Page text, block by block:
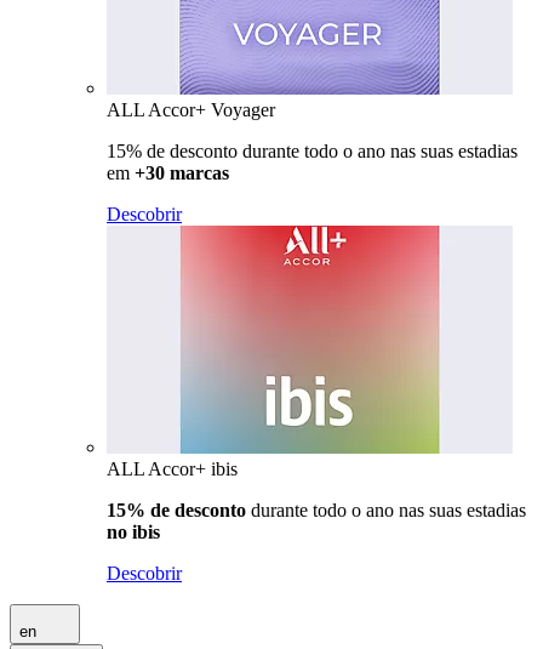
ALL Accor+ Voyager
15% de desconto durante todo o ano nas suas estadias
em +30 marcas
Descobrir
ALL Accor+ ibis
15% de desconto durante todo o ano nas suas estadias
no ibis
Descobrir
en